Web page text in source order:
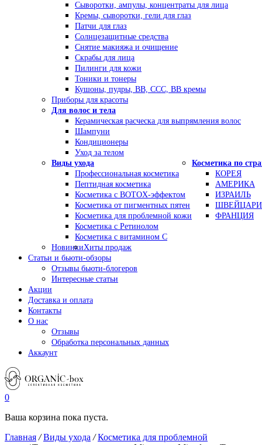
Сыворотки, ампулы, концентраты для лица
Кремы, сыворотки, гели для глаз
Патчи для глаз
Солнцезащитные средства
Снятие макияжа и очищение
Скрабы для лица
Пилинги для кожи
Тоники и тонеры
Кушоны, пудры, ВВ, ССС, ВВ кремы
Приборы для красоты
Для волос и тела
Керамическая расческа для выпрямления волос
Шампуни
Кондиционеры
Уход за телом
Виды ухода
Профессиональная косметика
Пептидная косметика
Косметика с BOTOX-эффектом
Косметика от пигментных пятен
Косметика для проблемной кожи
Косметика с Ретинолом
Косметика с витамином С
Косметика по
КОРЕЯ
АМЕРИКА
ИЗРАИЛЬ
ФРАНЦИЯ
НовинкиХиты продаж
Статьи и бьюти-обзоры
Отзывы бьюти-блогеров
Интересные статьи
Акции
Доставка и оплата
Контакты
О нас
Отзывы
Обработка персональных данных
Аккаунт
0
Ваша корзина пока пуста.
Главная /Виды ухода /Косметика для проблемной